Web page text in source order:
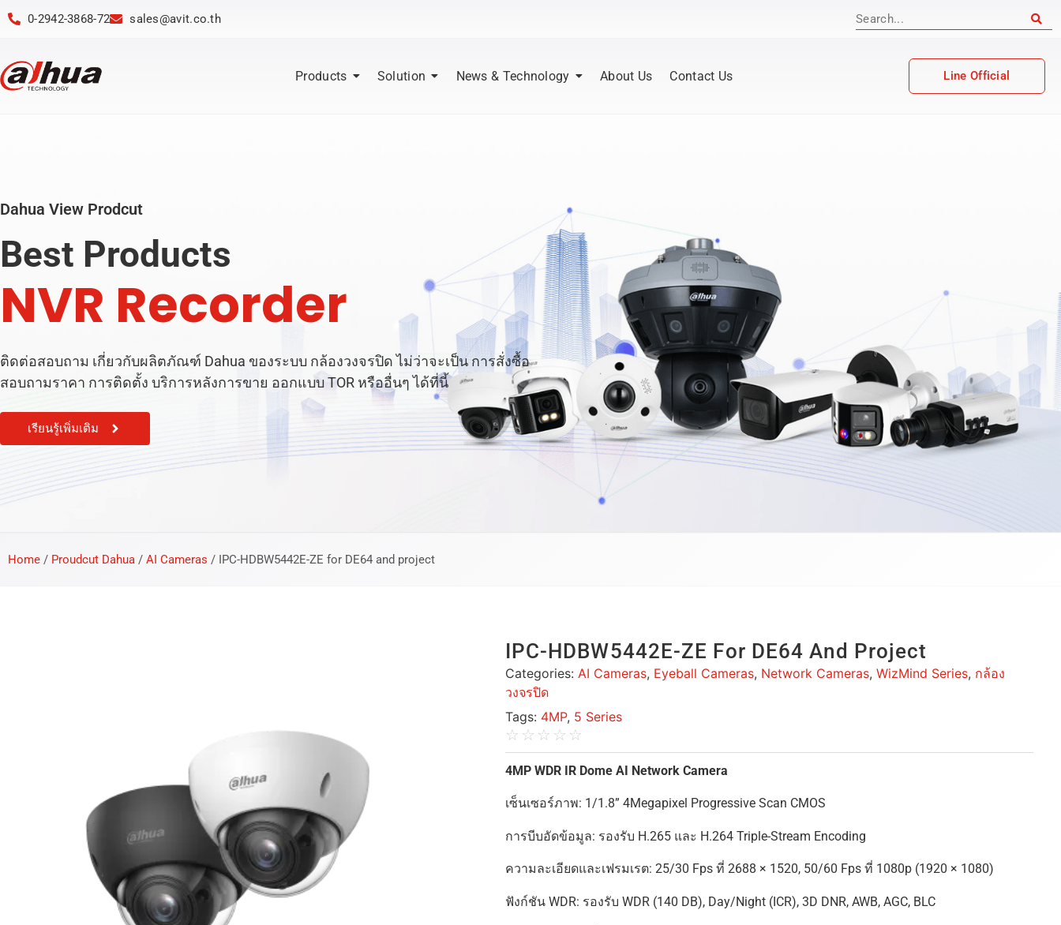
0-2942-3868-72 sales@avit.co.th
Products Solution News & Technology About Us Contact Us Line Official
Dahua View Prodcut
Best Products
NVR Recorder
ติดต่อสอบถาม เกี่ยวกับผลิตภัณฑ์ Dahua ของระบบ กล้องวงจรปิด ไม่ว่าจะเป็น การสั่งซื้อ
สอบถามราคา การติดตั้ง บริการหลังการขาย ออกแบบ TOR หรืออื่นๆ ได้ที่นี้
เรียนรู้เพิ่มเติม
Home / Proudcut Dahua / AI Cameras / IPC-HDBW5442E-ZE for DE64 and project
IPC-HDBW5442E-ZE For DE64 And Project
Categories: AI Cameras, Eyeball Cameras, Network Cameras, WizMind Series, กล้อง
วงจรปิด
Tags: 4MP, 5 Series
☆ ☆ ☆ ☆ ☆
4MP WDR IR Dome AI Network Camera
เซ็นเซอร์ภาพ: 1/1.8” 4Megapixel Progressive Scan CMOS
การบีบอัดข้อมูล: รองรับ H.265 และ H.264 Triple-Stream Encoding
ความละเอียดและเฟรมเรต: 25/30 Fps ที่ 2688 × 1520, 50/60 Fps ที่ 1080p (1920 × 1080)
ฟังก์ชัน WDR: รองรับ WDR (140 DB), Day/Night (ICR), 3D DNR, AWB, AGC, BLC